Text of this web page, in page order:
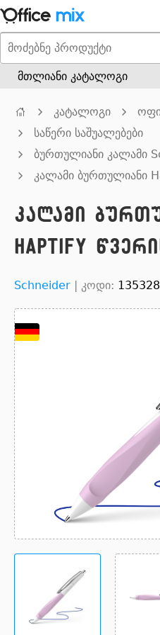
მთლიანი კატალოგი
კატალოგი
საწერი საშუალებები
ბურთულიანი კალამი
კალამი ბურთულიანი
კალამი
Haptify
Schneider | კოდი: 135328